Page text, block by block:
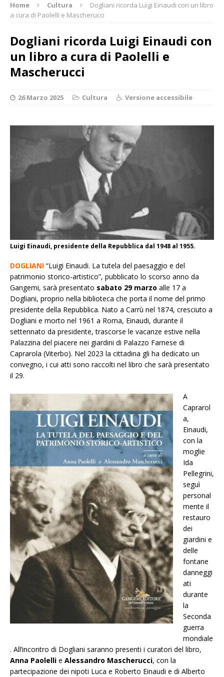
Home Cultura
Dogliani ricorda Luigi Einaudi con un libro
a cura di Paolelli e Mascherucci
Dogliani ricorda Luigi Einaudi con
un libro a cura di Paolelli e
Mascherucci
26 Marzo 2025 Cultura Versione accessibile
Luigi Einaudi, presidente della Repubblica dal 1948 al 1955.
DOGLIANI “Luigi Einaudi. La tutela del paesaggio e del
patrimonio storico-artistico”, pubblicato lo scorso anno da
Gangemi, sarà presentato sabato 29 marzo alle 17 a
Dogliani, proprio nella biblioteca che porta il nome del primo
presidente della Repubblica. Nato a Carrù nel 1874, cresciuto a
Dogliani e morto nel 1961 a Roma, Einaudi, durante il
settennato da presidente, trascorse le vacanze estive nella
Palazzina del piacere nei giardini di Palazzo Farnese di
Caprarola (Viterbo). Nel 2023 la cittadina gli ha dedicato un
convegno, i cui atti sono raccolti nel libro che sarà presentato
il 29.
A
Caprarol
a,
Einaudi,
con la
moglie
Ida
Pellegrini,
seguì
personal
mente il
restauro
dei
giardini e
delle
fontane
danneggi
ati
durante
la
Seconda
guerra
mondiale
. All’incontro di Dogliani saranno presenti i curatori del libro,
Anna Paolelli e Alessandro Mascherucci, con la
partecipazione dei nipoti Luca e Roberto Einaudi e di Alberto